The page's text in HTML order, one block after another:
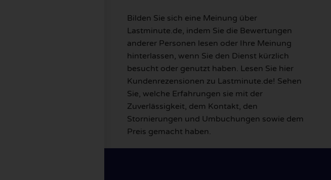
Bilden Sie sich eine Meinung über
Lastminute.de, indem Sie die Bewertungen
anderer Personen lesen oder Ihre Meinung
hinterlassen, wenn Sie den Dienst kürzlich
besucht oder genutzt haben. Lesen Sie hier
Kundenrezensionen zu Lastminute.de! Sehen
Sie, welche Erfahrungen sie mit der
Zuverlässigkeit, dem Kontakt, den
Stornierungen und Umbuchungen sowie dem
Preis gemacht haben.